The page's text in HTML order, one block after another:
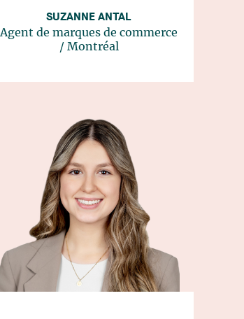
SUZANNE ANTAL
Agent de marques de commerce
/ Montréal